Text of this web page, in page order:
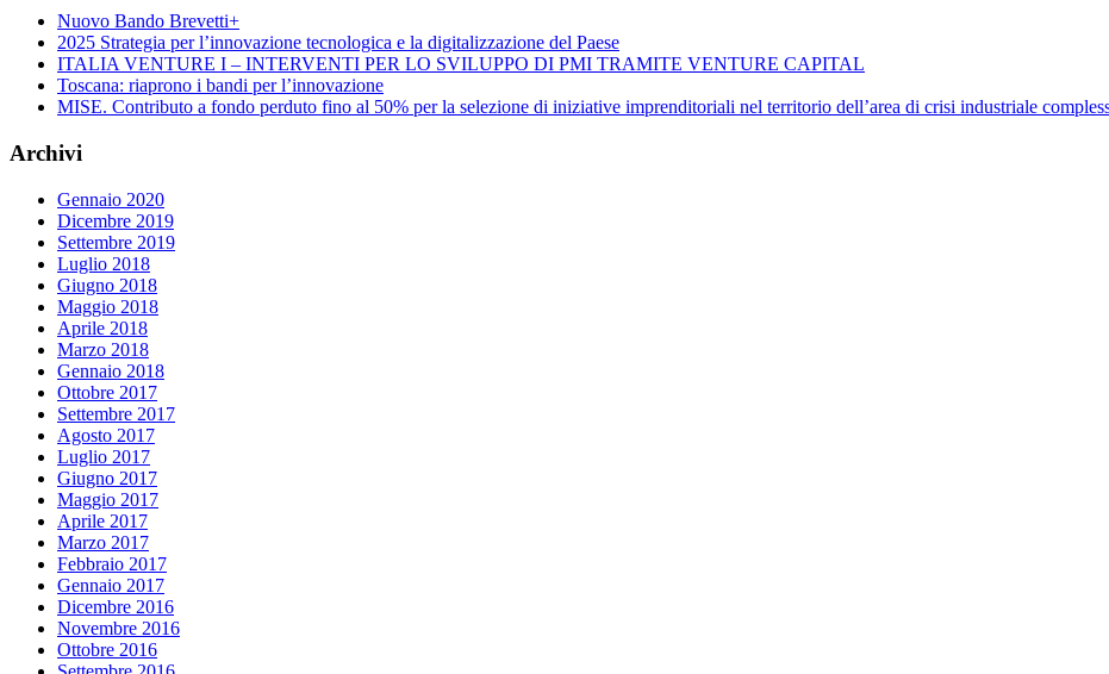
Nuovo Bando Brevetti+
2025 Strategia per l’innovazione tecnologica e la digitalizzazione del Paese
ITALIA VENTURE I – INTERVENTI PER LO SVILUPPO DI PMI TRAMITE VENTURE CAPITAL
Toscana: riaprono i bandi per l’innovazione
MISE. Contributo a fondo perduto fino al 50% per la selezione di iniziative imprenditoriali nel territorio dell’area di crisi industriale
Archivi
Gennaio 2020
Dicembre 2019
Settembre 2019
Luglio 2018
Giugno 2018
Maggio 2018
Aprile 2018
Marzo 2018
Gennaio 2018
Ottobre 2017
Settembre 2017
Agosto 2017
Luglio 2017
Giugno 2017
Maggio 2017
Aprile 2017
Marzo 2017
Febbraio 2017
Gennaio 2017
Dicembre 2016
Novembre 2016
Ottobre 2016